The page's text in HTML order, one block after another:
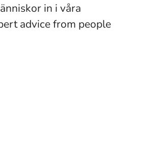
in i våra
advice from people